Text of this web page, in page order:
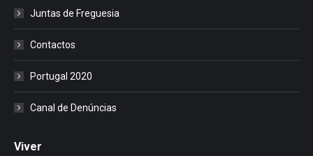
Juntas de Freguesia
Contactos
Portugal 2020
Canal de Denúncias
Viver